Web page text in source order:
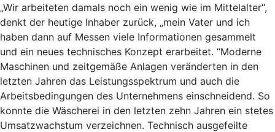
„Wir arbeiteten damals noch ein wenig wie im Mittelalter“,
denkt der heutige Inhaber zurück, „mein Vater und ich
haben dann auf Messen viele Informationen gesammelt
und ein neues technisches Konzept erarbeitet. “Moderne
Maschinen und zeitgemäße Anlagen veränderten in den
letzten Jahren das Leistungsspektrum und auch die
Arbeitsbedingungen des Unternehmens einschneidend. So
konnte die Wäscherei in den letzten zehn Jahren ein stetes
Umsatzwachstum verzeichnen. Technisch ausgefeilte